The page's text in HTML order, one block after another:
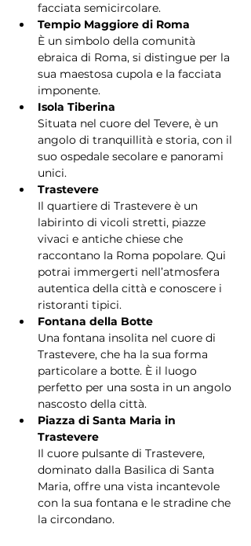
facciata semicircolare.
Tempio Maggiore di Roma
È un simbolo della comunità
ebraica di Roma, si distingue per la
sua maestosa cupola e la facciata
imponente.
Isola Tiberina
Situata nel cuore del Tevere, è un
angolo di tranquillità e storia, con il
suo ospedale secolare e panorami
unici.
Trastevere
Il quartiere di Trastevere è un
labirinto di vicoli stretti, piazze
vivaci e antiche chiese che
raccontano la Roma popolare. Qui
potrai immergerti nell’atmosfera
autentica della città e conoscere i
ristoranti tipici.
Fontana della Botte
Una fontana insolita nel cuore di
Trastevere, che ha la sua forma
particolare a botte. È il luogo
perfetto per una sosta in un angolo
nascosto della città.
Piazza di Santa Maria in
Trastevere
Il cuore pulsante di Trastevere,
dominato dalla Basilica di Santa
Maria, offre una vista incantevole
con la sua fontana e le stradine che
la circondano.